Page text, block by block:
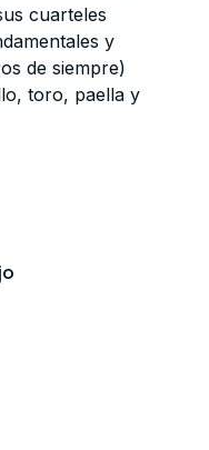
cuarteles
y
de siempre)
toro, paella y